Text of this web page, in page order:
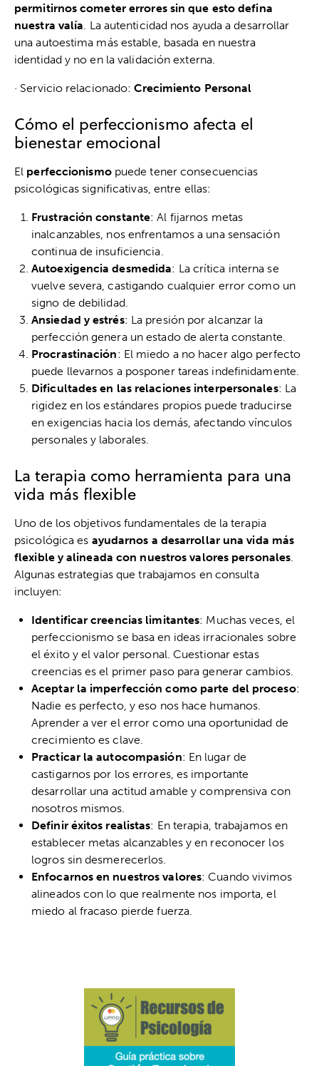
permitirnos cometer errores sin que esto defina
nuestra valía . La autenticidad nos ayuda a desarrollar
una autoestima más estable, basada en nuestra
identidad y no en la validación externa.
· Servicio relacionado:Crecimiento Personal
Cómo el perfeccionismo afecta el
bienestar emocional
El perfeccionismopuede tener consecuencias
psicológicas significativas, entre ellas:
Frustración constante: Al fijarnos metas
inalcanzables, nos enfrentamos a una sensación
continua de insuficiencia.
Autoexigencia desmedida: La crítica interna se
vuelve severa, castigando cualquier error como un
signo de debilidad.
Ansiedad y estrés: La presión por alcanzar la
perfección genera un estado de alerta constante.
Procrastinación: El miedo a no hacer algo perfecto
puede llevarnos a posponer tareas indefinidamente.
Dificultades en las relaciones interpersonales: La
rigidez en los estándares propios puede traducirse
en exigencias hacia los demás, afectando vínculos
personales y laborales.
La terapia como herramienta para una
vida más flexible
Uno de los objetivos fundamentales de la terapia
psicológica es ayudarnos a desarrollar una vida más
flexible y alineada con nuestros valores personales
Algunas estrategias que trabajamos en consulta
incluyen:
Identificar creencias limitantes: Muchas veces, el
perfeccionismo se basa en ideas irracionales sobre
el éxito y el valor personal. Cuestionar estas
creencias es el primer paso para generar cambios.
Aceptar la imperfección como parte del proceso:
Nadie es perfecto, y eso nos hace humanos.
Aprender a ver el error como una oportunidad de
crecimiento es clave.
Practicar la autocompasión: En lugar de
castigarnos por los errores, es importante
desarrollar una actitud amable y comprensiva con
nosotros mismos.
Definir éxitos realistas: En terapia, trabajamos en
establecer metas alcanzables y en reconocer los
logros sin desmerecerlos.
Enfocarnos en nuestros valores: Cuando vivimos
alineados con lo que realmente nos importa, el
miedo al fracaso pierde fuerza.